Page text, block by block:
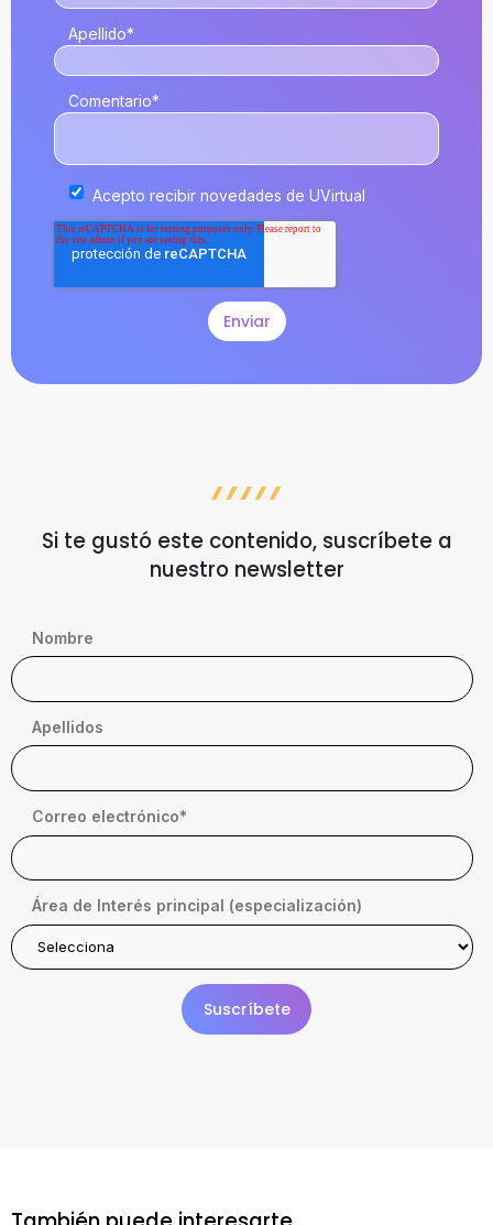
Apellido*
Comentario*
Acepto recibir novedades de UVirtual
Si te gustó este contenido, suscríbete a
nuestro newsletter
Nombre
Apellidos
Correo electrónico*
Área de Interés principal (especialización)